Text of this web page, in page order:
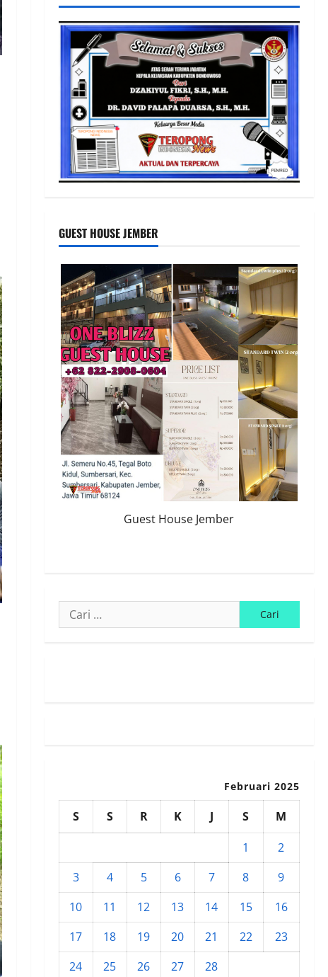
GUEST HOUSE JEMBER
Guest House Jember
Cari
untuk:
Februari 2025
S S R K J S
M
1
2
3
4 5 6 7 8
9
10
11 12 13 14 15
16
17
18 19 20 21 22
23
24
25 26 27 28